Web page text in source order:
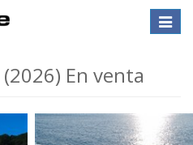
Toggle
En venta